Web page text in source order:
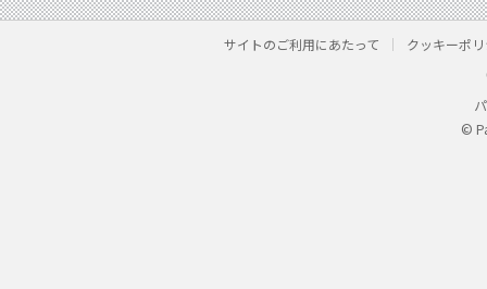
サイトのご利用にあたって クッキーポ
©